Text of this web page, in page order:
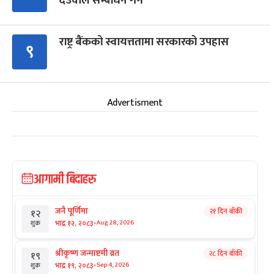
९ राष्ट्र बैंकको स्वायत्ततामा सरकारको उपहास
Advertisment
आगामी बिदाहरु
१२
शुक्र
जनै पूर्णिमा
भाद्र १२, २०८३-Aug 28, 2026
२१ दिन बाँकी
१९
शुक्र
श्रीकृष्ण जन्माष्टमी व्रत
भाद्र १९, २०८३-Sep 4, 2026
२८ दिन बाँकी